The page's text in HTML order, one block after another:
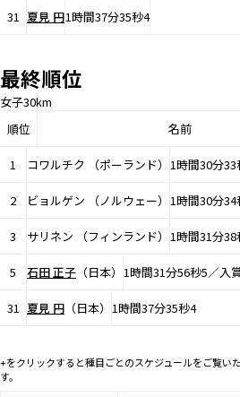
31 夏見 円1時間37分35秒4
最終順位
女子30km
順位
名前
1 コワルチク （ポーランド） 1時間30分
2 ビョルゲン （ノルウェー） 1時間30分
3 サリネン （フィンランド） 1時間31分
5 石田 正子 （日本） 1時間31分56秒5／入
31 夏見 円 （日本） 1時間37分35秒4
+をクリックすると種目ごとのスケジュールをご覧
す。